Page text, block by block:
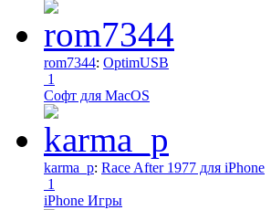
rom7344: OptimUSB
1
Софт для MacOS
karma_p: Race After 1977 для iPhone
1
iPhone Игры